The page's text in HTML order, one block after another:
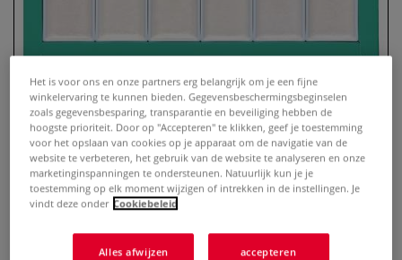
Kuretake | GANSAI TAMBI™
Japanse aquarelverf — 6-set Opal
Colors
Het is voor ons en onze partners erg belangrijk om je een fijne
winkelervaring te kunnen bieden. Gegevensbeschermingsbeginselen
zoals gegevensbesparing, transparantie en beveiliging hebben de
hoogste prioriteit. Door op "Accepteren" te klikken, geef je toestemming
voor het opslaan van cookies op je apparaat om de navigatie van de
website te verbeteren, het gebruik van de website te analyseren en onze
marketinginspanningen te ondersteunen. Natuurlijk kun je je
toestemming op elk moment wijzigen of intrekken in de instellingen. Je
vindt deze onder Cookiebeleid
Alles afwijzen accepteren